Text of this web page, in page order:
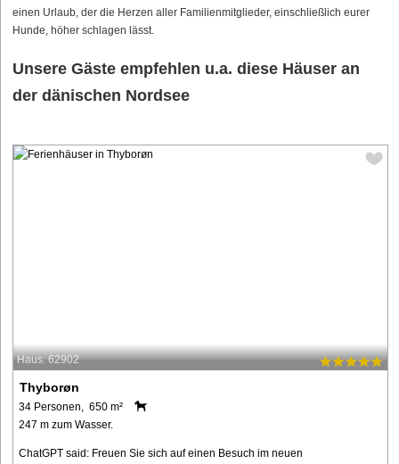
einen Urlaub, der die Herzen aller Familienmitglieder, einschließlich eurer
Hunde, höher schlagen lässt.
Unsere Gäste empfehlen u.a. diese Häuser an
der dänischen Nordsee
Haus: 62902
Thyborøn
34 Personen, 650 m²
247 m zum Wasser.
ChatGPT said: Freuen Sie sich auf einen Besuch im neuen